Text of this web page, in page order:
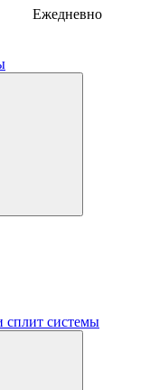
Ежедневно
сплит системы